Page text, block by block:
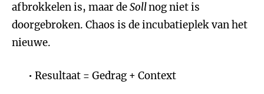
afbrokkelen is, maar deSollnog niet is
doorgebroken. Chaos is de incubatieplek van het
nieuwe.
Resultaat = Gedrag + Context